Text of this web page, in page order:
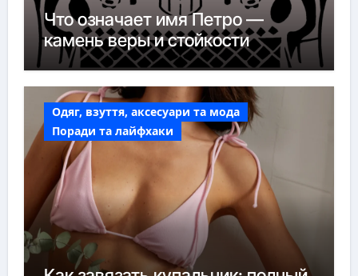
Что означает имя Петро —
камень веры и стойкости
Одяг, взуття, аксесуари та мода
Поради та лайфхаки